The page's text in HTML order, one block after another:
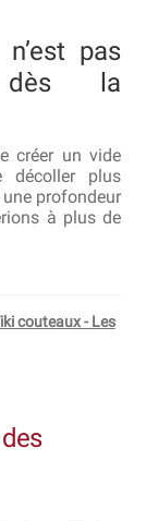
retours
pas
dès la
créer un vide
décoller plus
profondeur
à plus de
couteaux - Les